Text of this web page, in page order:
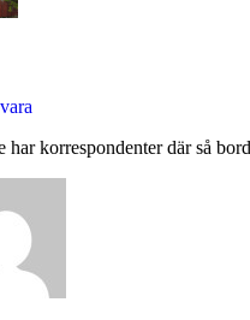
har korrespondenter där så